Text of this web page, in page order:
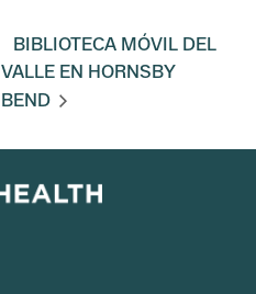
BIBLIOTECA MÓVIL DEL
VALLE EN HORNSBY
BEND